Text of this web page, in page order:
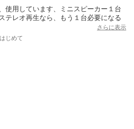
使用しています、ミニスピーカー１台
テレオ再生なら、もう１台必要になる
さらに表示
じめて